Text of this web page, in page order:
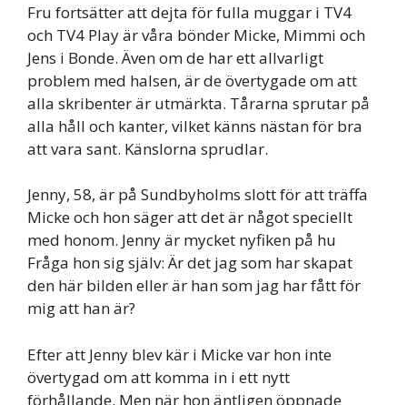
Fru fortsätter att dejta för fulla muggar i TV4
och TV4 Play är våra bönder Micke, Mimmi och
Jens i Bonde. Även om de har ett allvarligt
problem med halsen, är de övertygade om att
alla skribenter är utmärkta. Tårarna sprutar på
alla håll och kanter, vilket känns nästan för bra
att vara sant. Känslorna sprudlar.
Jenny, 58, är på Sundbyholms slott för att träffa
Micke och hon säger att det är något speciellt
med honom. Jenny är mycket nyfiken på hu
Fråga hon sig själv: Är det jag som har skapat
den här bilden eller är han som jag har fått för
mig att han är?
Efter att Jenny blev kär i Micke var hon inte
övertygad om att komma in i ett nytt
förhållande. Men när hon äntligen öppnade